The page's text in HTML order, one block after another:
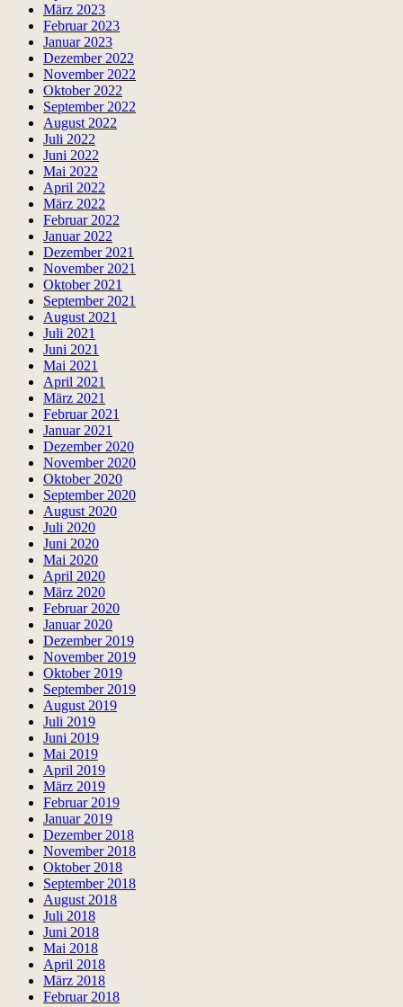
März 2023
Februar 2023
Januar 2023
Dezember 2022
November 2022
Oktober 2022
September 2022
August 2022
Juli 2022
Juni 2022
Mai 2022
April 2022
März 2022
Februar 2022
Januar 2022
Dezember 2021
November 2021
Oktober 2021
September 2021
August 2021
Juli 2021
Juni 2021
Mai 2021
April 2021
März 2021
Februar 2021
Januar 2021
Dezember 2020
November 2020
Oktober 2020
September 2020
August 2020
Juli 2020
Juni 2020
Mai 2020
April 2020
März 2020
Februar 2020
Januar 2020
Dezember 2019
November 2019
Oktober 2019
September 2019
August 2019
Juli 2019
Juni 2019
Mai 2019
April 2019
März 2019
Februar 2019
Januar 2019
Dezember 2018
November 2018
Oktober 2018
September 2018
August 2018
Juli 2018
Juni 2018
Mai 2018
April 2018
März 2018
Februar 2018